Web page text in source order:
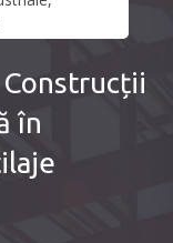
Construcții
în